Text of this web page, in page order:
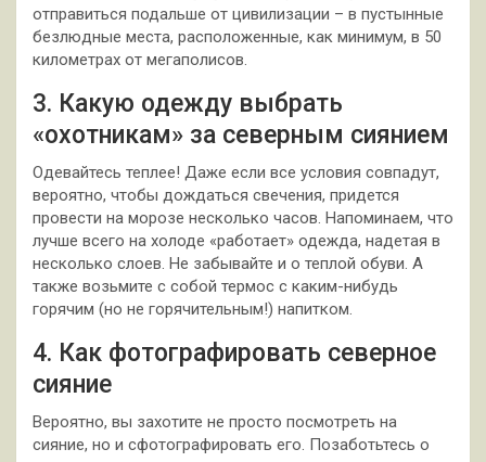
отправиться подальше от цивилизации – в пустынные
безлюдные места, расположенные, как минимум, в 50
километрах от мегаполисов.
3. Какую одежду выбрать
«охотникам» за северным сиянием
Одевайтесь теплее! Даже если все условия совпадут,
вероятно, чтобы дождаться свечения, придется
провести на морозе несколько часов. Напоминаем, что
лучше всего на холоде «работает» одежда, надетая в
несколько слоев. Не забывайте и о теплой обуви. А
также возьмите с собой термос с каким-нибудь
горячим (но не горячительным!) напитком.
4. Как фотографировать северное
сияние
Вероятно, вы захотите не просто посмотреть на
сияние, но и сфотографировать его. Позаботьтесь о